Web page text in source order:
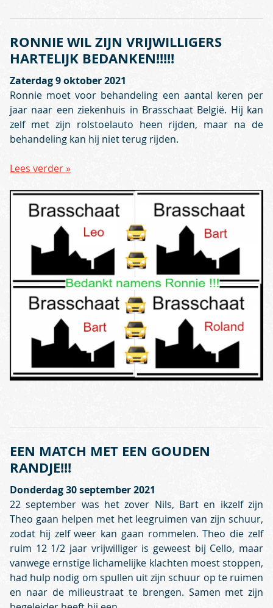
RONNIE WIL ZIJN VRIJWILLIGERS
HARTELIJK BEDANKEN!!!!!
Zaterdag 9 oktober 2021
Ronnie moet voor behandeling een aantal keren per
jaar naar een ziekenhuis in Brasschaat België. Hij kan
zelf met zijn rolstoelauto heen rijden, maar na de
behandeling kan hij niet terug rijden.
Lees verder »
EEN MATCH MET EEN GOUDEN
RANDJE!!!
Donderdag 30 september 2021
22 september was het zover Nils, Bart en ikzelf zijn
Theo gaan helpen met het leegruimen van zijn schuur,
zodat hij zelf weer kan gaan rommelen. Theo die zelf
ruim 12 1/2 jaar vrijwilliger is geweest bij Cello, maar
vanwege ernstige lichamelijke klachten moest stoppen,
had hulp nodig om spullen uit zijn schuur op te ruimen
en naar de milieustraat te brengen. Samen met zijn